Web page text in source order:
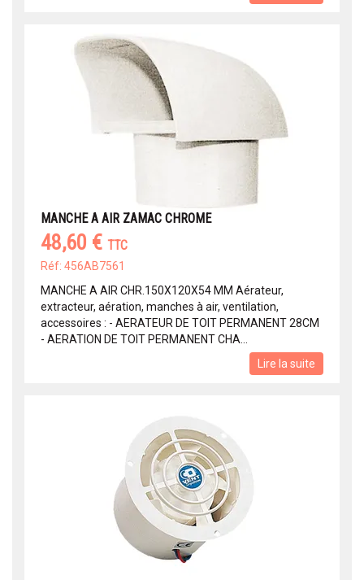
MANCHE A AIR ZAMAC CHROME
48,60 € TTC
Réf: 456AB7561
MANCHE A AIR CHR.150X120X54 MM Aérateur,
extracteur, aération, manches à air, ventilation,
accessoires : - AERATEUR DE TOIT PERMANENT 28CM
- AERATION DE TOIT PERMANENT CHA...
Lire la suite